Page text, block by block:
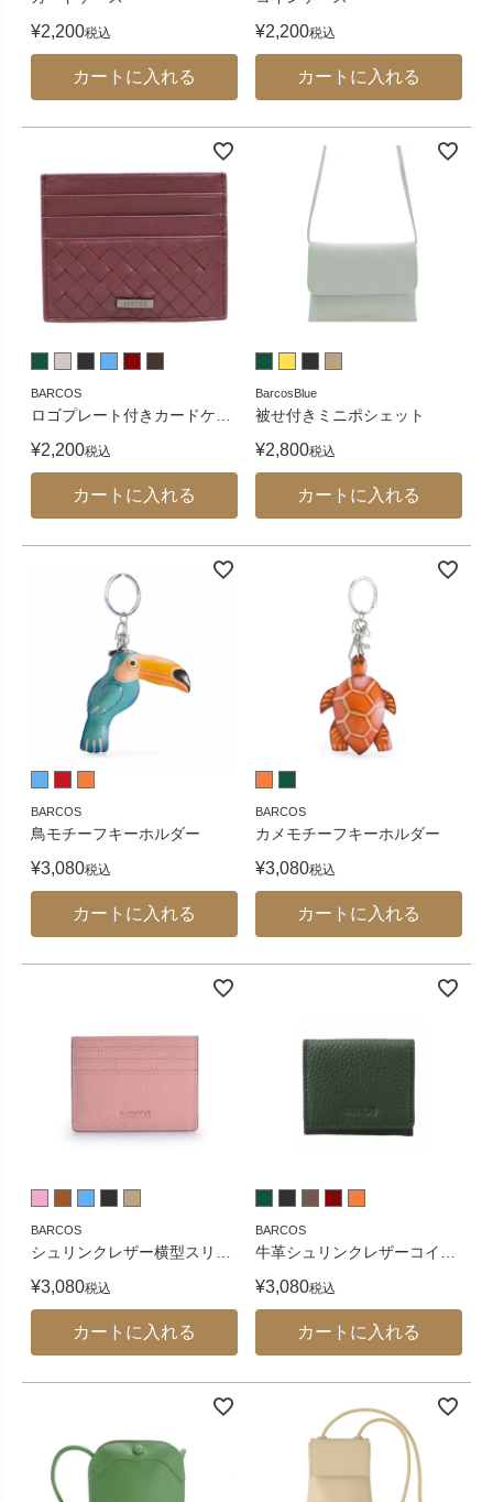
¥2,200税込
カートに入れる
¥2,200税込
カートに入れる
BARCOS
ロゴプレート付きカードケ
¥2,200税込
カートに入れる
BarcosBlue
被せ付きミニポシェット
¥2,800税込
カートに入れる
BARCOS
鳥モチーフキーホルダー
¥3,080税込
カートに入れる
BARCOS
カメモチーフキーホルダー
¥3,080税込
カートに入れる
BARCOS
シュリンクレザー横型スリ
¥3,080税込
カートに入れる
BARCOS
牛革シュリンクレザーコイ
¥3,080税込
カートに入れる